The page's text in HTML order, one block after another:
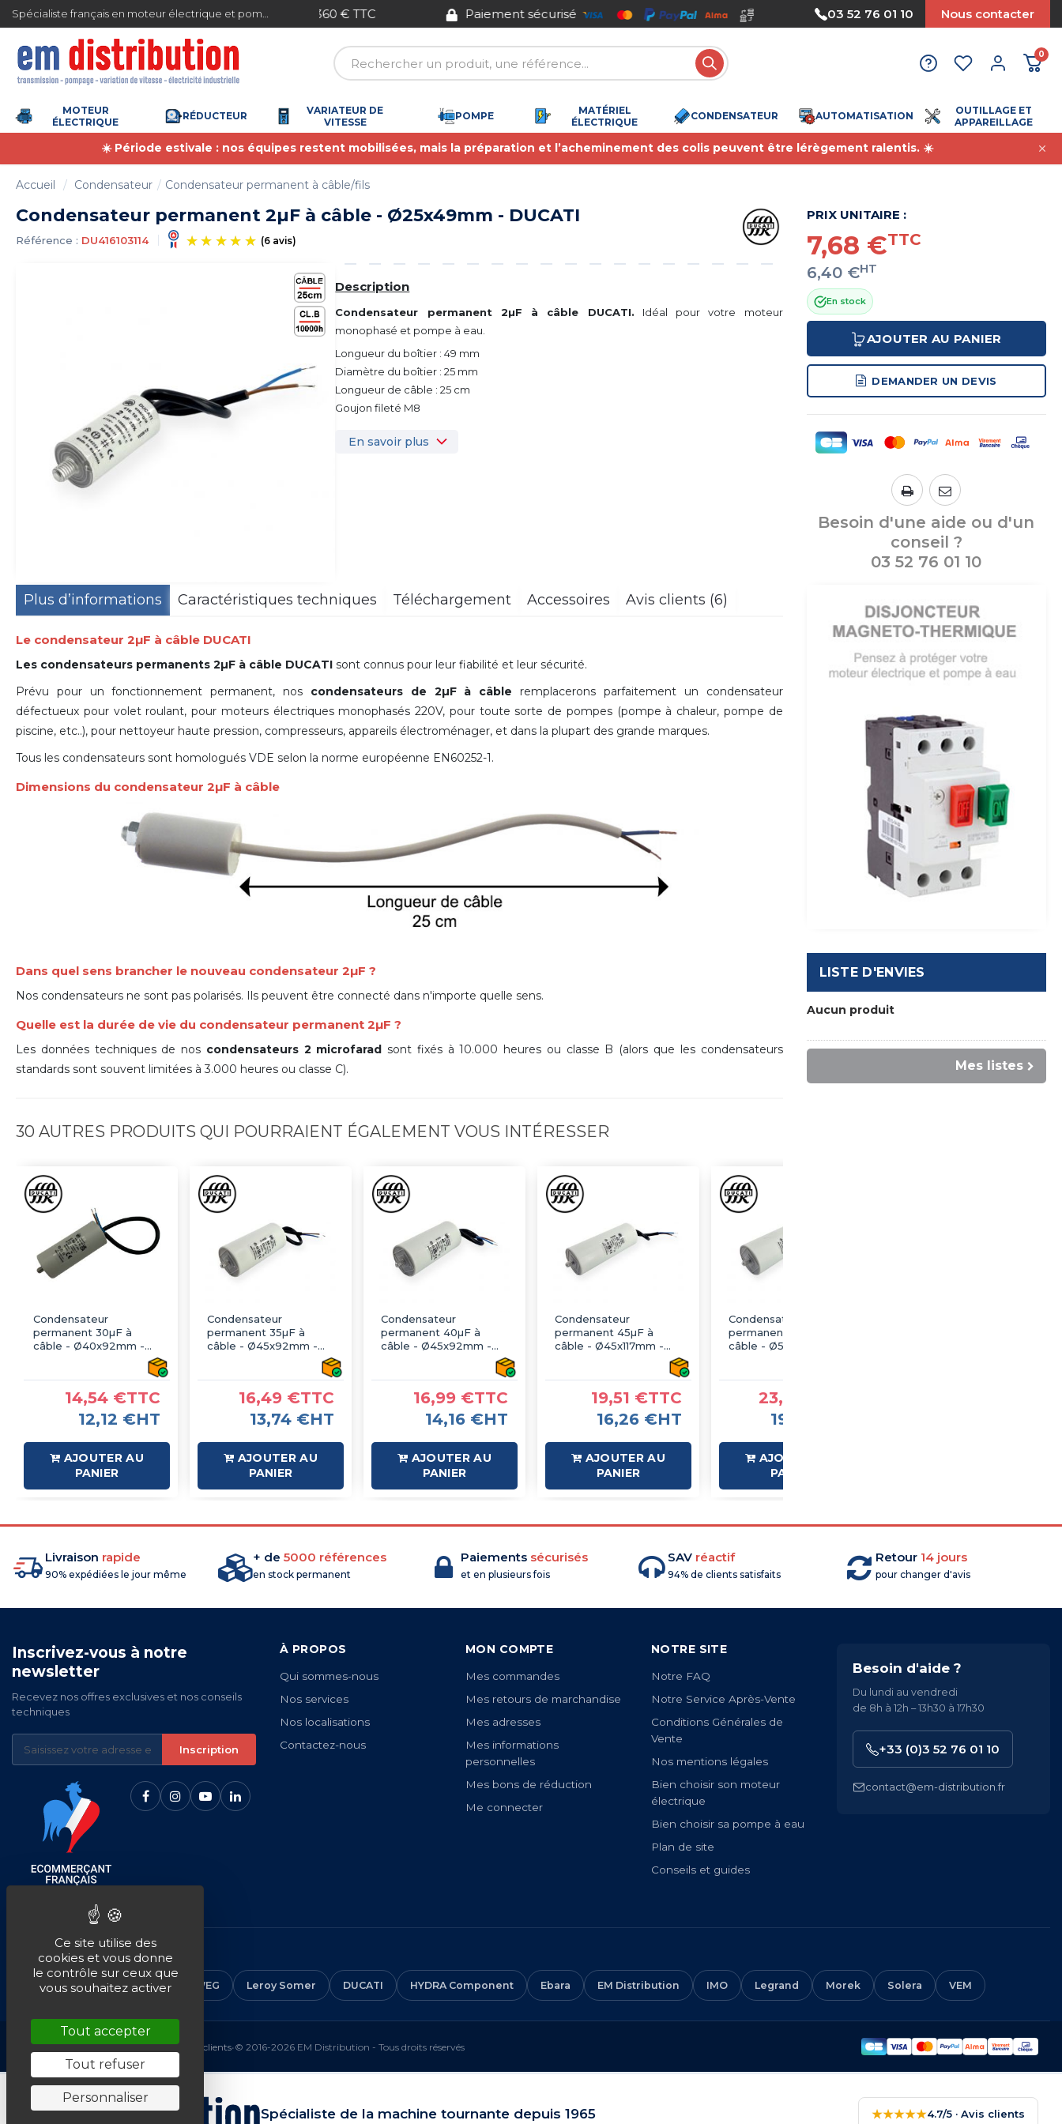
en France métropolitaine à partir de 360 € TTC Paiement sécurisé Nous acceptons le paiement par
03 52 76 01 10 Nous contacter
0
MOTEUR
ÉLECTRIQUE
RÉDUCTEUR
VARIATEUR DE
VITESSE
POMPE
MATÉRIEL
ÉLECTRIQUE
CONDENSATEUR AUTOMATISATION
OUTILLAGE ET
APPAREILLAGE
☀️ Période estivale : nos équipes restent mobilisées, mais la préparation et l’acheminement des colis peuvent être lérègement ralentis. ☀️
Accueil Condensateur Condensateur permanent à câble/fils
Condensateur permanent 2µF à câble - Ø25x49mm - DUCATI
Référence : DU416103114
(6 avis)Description
Condensateur permanent 2µF à câble DUCATI. Idéal pour votre moteur
monophasé et pompe à eau.
Longueur du boîtier : 49 mm
Diamètre du boîtier : 25 mm
Longueur de câble : 25 cm
Goujon fileté M8
En savoir plus
PRIX UNITAIRE :
7,68 €TTC
6,40 €HT
En stock
AJOUTER AU PANIER
DEMANDER UN DEVIS
Besoin d'une aide ou d'un
conseil ?
03 52 76 01 10
Plus d’informations Caractéristiques techniques Téléchargement Accessoires Avis clients (6)
Le condensateur 2µF à câble DUCATI
Les condensateurs permanents 2µF à câble DUCATI sont connus pour leur fiabilité et leur sécurité.
Prévu pour un fonctionnement permanent, nos condensateurs de 2µF à câble remplacerons parfaitement un condensateur
défectueux pour volet roulant, pour moteurs électriques monophasés 220V, pour toute sorte de pompes (pompe à chaleur, pompe de
piscine, etc..), pour nettoyeur haute pression, compresseurs, appareils électroménager, et dans la plupart des grande marques.
Tous les condensateurs sont homologués VDE selon la norme européenne EN60252-1.
Dimensions du condensateur 2µF à câble
Dans quel sens brancher le nouveau condensateur 2µF ?
Nos condensateurs ne sont pas polarisés. Ils peuvent être connecté dans n'importe quelle sens.
Quelle est la durée de vie du condensateur permanent 2µF ?
Les données techniques de nos condensateurs 2 microfarad sont fixés à 10.000 heures ou classe B (alors que les condensateurs
standards sont souvent limitées à 3.000 heures ou classe C).
30 AUTRES PRODUITS QUI POURRAIENT ÉGALEMENT VOUS INTÉRESSER
Condensateur
permanent 30µF à
câble - Ø40x92mm -
14,54 €TTC
12,12 €HT
AJOUTER AU
PANIER
Condensateur
permanent 35µF à
câble - Ø45x92mm -
16,49 €TTC
13,74 €HT
AJOUTER AU
PANIER
Condensateur
permanent 40µF à
câble - Ø45x92mm -
16,99 €TTC
14,16 €HT
AJOUTER AU
PANIER
Condensateur
permanent 45µF à
câble - Ø45x117mm -
19,51 €TTC
16,26 €HT
AJOUTER AU
PANIER
Condensateur
permanent 60µF à
câble - Ø50x117mm -
23,69 €TTC
19,74 €HT
AJOUTER AU
PANIER
LISTE D'ENVIES
Aucun produit
Mes listes
Livraison rapide
90% expédiées le jour même
+ de 5000 références
en stock permanent
Paiements sécurisés
et en plusieurs fois
SAV réactif
94% de clients satisfaits
Retour 14 jours
pour changer d'avis
Inscrivez-vous à notre
newsletter
Recevez nos offres exclusives et nos conseils
techniques
Inscription
À PROPOS
Qui sommes-nous
Nos services
Nos localisations
Contactez-nous
MON COMPTE
Mes commandes
Mes retours de marchandise
Mes adresses
Mes informations
personnelles
Mes bons de réduction
Me connecter
NOTRE SITE
Notre FAQ
Notre Service Après-Vente
Conditions Générales de
Vente
Nos mentions légales
Bien choisir son moteur
électrique
Bien choisir sa pompe à eau
Plan de site
Conseils et guides
Besoin d'aide ?
Du lundi au vendredi
de 8h à 12h – 13h30 à 17h30
+33 (0)3 52 76 01 10
contact@em-distribution.fr
NOS MARQUES
CEMER ALMO ABB WEG Leroy Somer DUCATI HYDRA Component Ebara EM Distribution IMO Legrand Morek Solera VEM
Mentions légales•CGV•Plan du site• Avis clients•© 2016-2026 EM Distribution - Tous droits réservés
Spécialiste de la machine tournante depuis 1965 ★★★★★4.7/5 · Avis clients
Gestion des cookies
Ce site utilise des
cookies et vous donne
le contrôle sur ceux que
vous souhaitez activer
Tout accepter
Tout refuser
Personnaliser